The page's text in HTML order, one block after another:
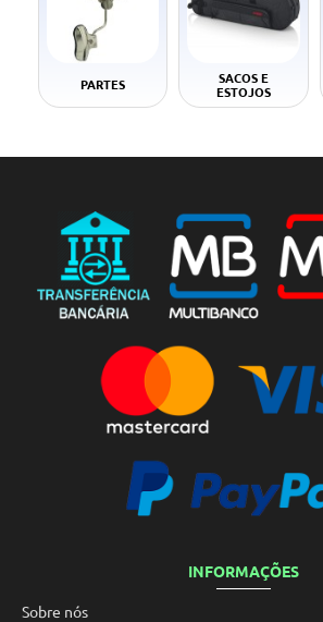
PARTES
SACOS E
ESTOJOS
INFORMAÇÕES
Sobre nós